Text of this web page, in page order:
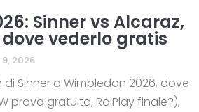
Sinner vs Alcaraz,
vederlo gratis
2026
Sinner a Wimbledon 2026, dove
prova gratuita, RaiPlay finale?),